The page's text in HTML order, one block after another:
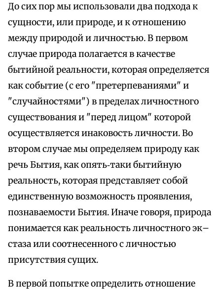
До сих пор мы использовали два подхода к
сущности, или природе, и к отношению
между природой и личностью. В первом
случае природа полагается в качестве
бытийной реальности, которая определяется
как событие (с его "претерпеваниями" и
"случайностями") в пределах личностного
существования и "перед лицом" которой
осуществляется инаковость личности. Во
втором случае мы определяем природу как
речь Бытия, как опять‑таки бытийную
реальность, которая представляет собой
единственную возможность проявления,
познаваемости Бытия. Иначе говоря, природа
понимается как реальность личностного эк–
стаза или соотнесенного с личностью
присутствия сущих.
В первой попытке определить отношение